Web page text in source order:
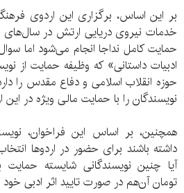
بر این اساس، برگزاری این اردوی
خدمات نیروی دریایی ارتش در
حمایت کامل نداجا انجام می‌شود اما
ادبیات داستانی» که وظیفه‌ حمایت از
حوزه انقلاب اسلامی و دفاع مقدس را
نویسندگان را با حمایت مالی ویژه‌ در
همچنین، بر اساس این فراخوان،
داشته باشند برای حضور در اردو‌ها
تومان آن‌هم در صورت تایید اثر ادبی